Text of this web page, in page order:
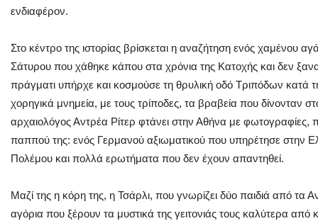
ενδιαφέρον.
Στο κέντρο της ιστορίας βρίσκεται η αναζήτηση ενός χαμένου
Σάτυρου που χάθηκε κάπου στα χρόνια της Κατοχής και δεν
πράγματι υπήρχε και κοσμούσε τη θρυλική οδό Τριπόδων κατά
χορηγικά μνημεία, με τους τρίποδες, τα βραβεία που δίνονταν
αρχαιολόγος Αντρέα Ρίτερ φτάνει στην Αθήνα με φωτογραφίες,
παππού της: ενός Γερμανού αξιωματικού που υπηρέτησε στην
Πολέμου και πολλά ερωτήματα που δεν έχουν απαντηθεί.
Μαζί της η κόρη της, η Τσάρλι, που γνωρίζει δύο παιδιά από τα
αγόρια που ξέρουν τα μυστικά της γειτονιάς τους καλύτερα